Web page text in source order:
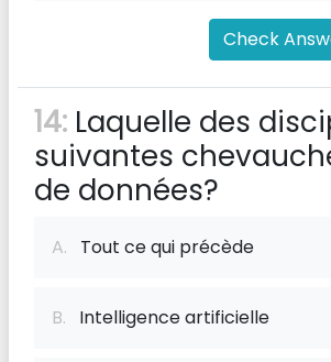
Check
14: Laquelle des
suivantes
de données?
A. Tout ce qui précède
B. Intelligence artificielle